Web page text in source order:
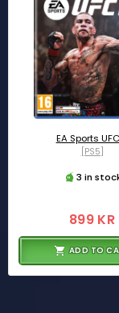
EA Sports
[PS5]
3 in
899 KR
ADD TO